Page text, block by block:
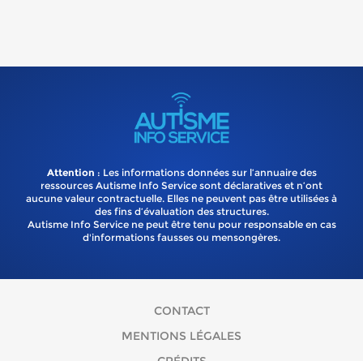
Attention : Les informations données sur l’annuaire des
ressources Autisme Info Service sont déclaratives et n’ont
aucune valeur contractuelle. Elles ne peuvent pas être utilisées à
des fins d’évaluation des structures.
Autisme Info Service ne peut être tenu pour responsable en cas
d'informations fausses ou mensongères.
CONTACT
MENTIONS LÉGALES